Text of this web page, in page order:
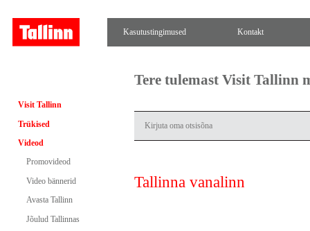
Kasutustingimused Kontakt
Visit Tallinn
Trükised
Videod
Promovideod
Video bännerid
Avasta Tallinn
Jõulud Tallinnas
Tere tulemast Visit Tallinn
Tallinna vanalinn